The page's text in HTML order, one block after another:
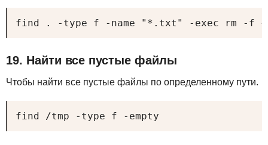
find . -type f -name "*.txt" -exec rm -f
19. Найти все пустые файлы
Чтобы найти все пустые файлы по определенному пути.
find /tmp -type f -empty